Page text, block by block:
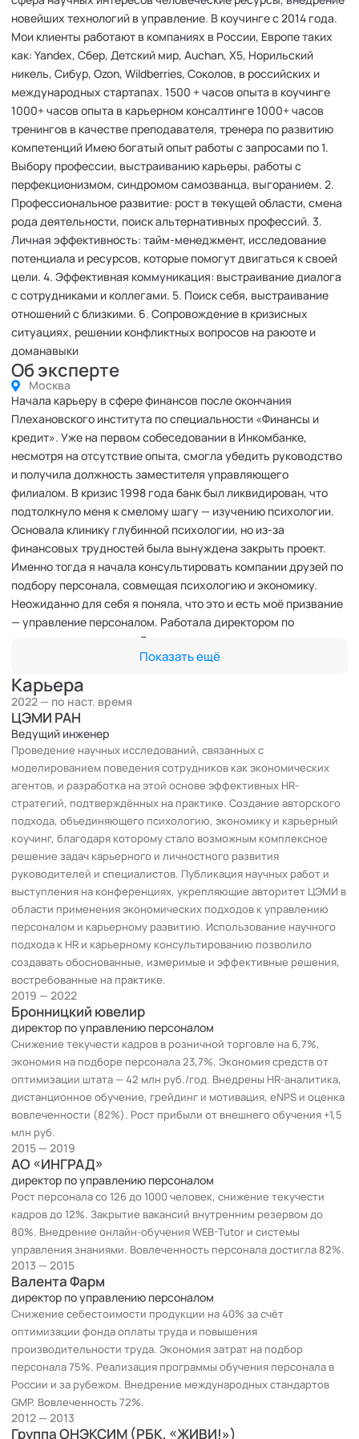
новейших технологий в управление. В коучинге с 2014 года.
Мои клиенты работают в компаниях в России, Европе таких
как: Yandex, Сбер, Детский мир, Auchan, Х5, Норильский
никель, Сибур, Ozon, Wildberries, Соколов, в российских и
международных стартапах. 1500 + часов опыта в коучинге
1000+ часов опыта в карьерном консалтинге 1000+ часов
тренингов в качестве преподавателя, тренера по развитию
компетенций Имею богатый опыт работы с запросами по 1.
Выбору профессии, выстраиванию карьеры, работы с
перфекционизмом, синдромом самозванца, выгоранием. 2.
Профессиональное развитие: рост в текущей области, смена
рода деятельности, поиск альтернативных профессий. 3.
Личная эффективность: тайм-менеджмент, исследование
потенциала и ресурсов, которые помогут двигаться к своей
цели. 4. Эффективная коммуникация: выстраивание диалога
с сотрудниками и коллегами. 5. Поиск себя, выстраивание
отношений с близкими. 6. Сопровождение в кризисных
ситуациях, решении конфликтных вопросов на раюоте и
доманавыки
Об эксперте
Москва
Начала карьеру в сфере финансов после окончания
Плехановского института по специальности «Финансы и
кредит». Уже на первом собеседовании в Инкомбанке,
несмотря на отсутствие опыта, смогла убедить руководство
и получила должность заместителя управляющего
филиалом. В кризис 1998 года банк был ликвидирован, что
подтолкнуло меня к смелому шагу — изучению психологии.
Основала клинику глубинной психологии, но из-за
финансовых трудностей была вынуждена закрыть проект.
Именно тогда я начала консультировать компании друзей по
подбору персонала, совмещая психологию и экономику.
Неожиданно для себя я поняла, что это и есть моё призвание
— управление персоналом. Работала директором по
персоналу в культовом Елисеевском магазине, получила
дополнительное образование по специальности «Управление
персоналом» в Плехановском институте.
Далее, уже не боясь экспериментов, прошла путь HR-
директора в различных отраслях: в крупном текстильном
холдинге («Русский текстиль»), медиабизнесе на
федеральном канале «РЕН ТВ» и в «ОНЭКСИМ» ( РБК, Живи!),
фармацевтике («Валента фарм»), банковской сфере (банк
BGF), инвестиционно-девелоперской компании («Инград»), а
с 2019 года — в крупной ювелирной компании («Бронницкий
ювелир»). Везде внедряла эффективные HR-практики,
мотивационные схемы, оценивала и обучала персонал,
снижала затраты и повышала производительность бизнеса.
Параллельно с 2014 года я активно развиваюсь как
профессиональный коуч и карьерный консультант. Коучинг
стал для меня инструментом интеграции экономического и
психологического опыта, который помогает людям и
компаниям расти, принимать важные решения и эффективно
преодолевать кризисы и изменения.
Сегодня я успешно совмещаю карьерное и бизнес-
консультирование, коучинг, научную деятельность и
психологию. Работаю в ЦЭМИ РАН, в лаборатории
микроэкономического анализа и моделирования, где
занимаюсь научными исследованиями в области
человеческих ресурсов, изучаю влияние HR-стратегий на
эффективность бизнеса, и участвую в создании
имитационных моделей с помощью ИИ. Пишу научные статьи
и внедряю научные подходы в практическое
консультирование. Также, сейчас учусь в магистратуре
МПСУ по психологии. Ключевая сфера научных интересов —
это механизмы повышения эффективности и преодоления
ограничений в профессиональной и управленческой
деятельности, механизмы принятия решений, мотивации и
поведения человека . Я изучаю, какие психологические и
экономические факторы помогают людям и организациям
справляться с препятствиями, выстраивать адаптивные
стратегии поведения, преодолевать кризисы и достигать
устойчивых результатов. Я изучаю как экономические,
личностные и организационные факторы влияют на
карьерные решения. Особое внимание я уделяю изучению
того, как человек принимает решения в условиях
неопределённости, какие механизмы способствуют
развитию личной эффективности, мотивации и осознанности,
а какие ее тормозят. Эти знания я интегрирую в карьерное
Показать ещё
Карьера
ЦЭМИ РАН
Ведущий инженер
Проведение научных исследований, связанных с
моделированием поведения сотрудников как экономических
агентов, и разработка на этой основе эффективных HR-
стратегий, подтверждённых на практике. Создание авторского
подхода, объединяющего психологию, экономику и карьерный
коучинг, благодаря которому стало возможным комплексное
решение задач карьерного и личностного развития
руководителей и специалистов. Публикация научных работ и
выступления на конференциях, укрепляющие авторитет ЦЭМИ в
области применения экономических подходов к управлению
персоналом и карьерному развитию. Использование научного
подхода к HR и карьерному консультированию позволило
создавать обоснованные, измеримые и эффективные решения,
востребованные на практике.
2022 — по наст. время
Бронницкий ювелир
директор по управлению персоналом
Снижение текучести кадров в розничной торговле на 6,7%,
экономия на подборе персонала 23,7%. Экономия средств от
оптимизации штата — 42 млн руб./год. Внедрены HR-аналитика,
дистанционное обучение, грейдинг и мотивация, eNPS и оценка
вовлеченности (82%). Рост прибыли от внешнего обучения +1,5
млн руб.
2019 — 2022
АО «ИНГРАД»
директор по управлению персоналом
Рост персонала со 126 до 1000 человек, снижение текучести
кадров до 12%. Закрытие вакансий внутренним резервом до
80%. Внедрение онлайн-обучения WEB-Tutor и системы
управления знаниями. Вовлеченность персонала достигла 82%.
2015 — 2019
Валента Фарм
директор по управлению персоналом
Снижение себестоимости продукции на 40% за счёт
оптимизации фонда оплаты труда и повышения
производительности труда. Экономия затрат на подбор
персонала 75%. Реализация программы обучения персонала в
России и за рубежом. Внедрение международных стандартов
GMP. Вовлеченность 72%.
2013 — 2015
Группа ОНЭКСИМ (РБК, «ЖИВИ!»)
2012 — 2013